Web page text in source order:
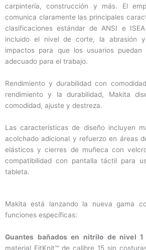
carpintería, construcción y más. El
comunica claramente las principales
clasificaciones estándar de ANSI e
incluido el nivel de corte, la abrasión
impactos para que los usuarios puedan
adecuado para el trabajo.
Rendimiento y durabilidad con
rendimiento y la durabilidad, Makita
comodidad, ajuste y destreza.
Las características de diseño incluyen
acolchado adicional y refuerzo en áreas
elásticos y cierres de muñeca con
compatibilidad con pantalla táctil para
tableta.
Makita está lanzando la nueva gama
funciones específicas:
Guantes bañados en nitrilo de nivel
material FitKnit™ de calibre 15 sin